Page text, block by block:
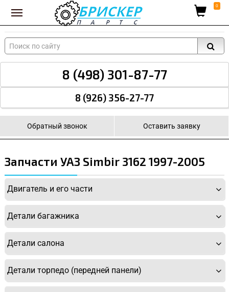
Вход для поставщиков 0
8 (498) 301-87-77
8 (926) 356-27-77
Обратный звонок Оставить заявку
Запчасти УАЗ Simbir 3162 1997-2005
Двигатель и его части
Детали багажника
Детали салона
Детали торпедо (передней панели)